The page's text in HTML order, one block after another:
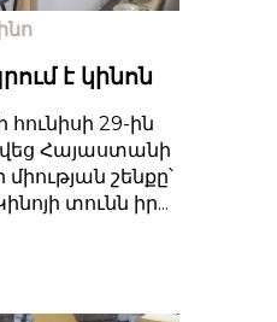
է կինոն
29-ին
Հայաստանի
միության շենքը՝
տունն իր...